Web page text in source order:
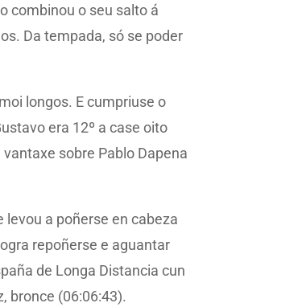
combinou o seu salto á
Da tempada, só se poder
longos. E cumpriuse o
era 12º a case oito
sobre Pablo Dapena
a poñerse en cabeza
repoñerse e aguantar
de Longa Distancia cun
bronce (06:06:43).